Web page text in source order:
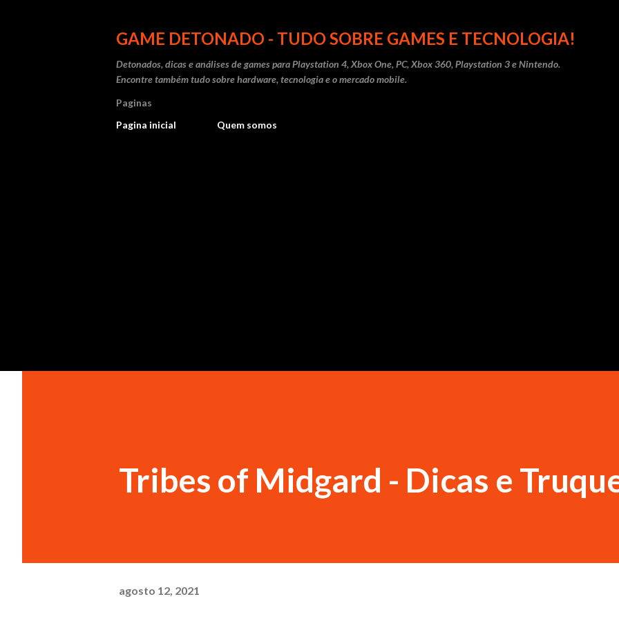
GAME DETONADO - TUDO SOBRE GAMES E TECNOLOGIA!
Detonados, dicas e análises de games para Playstation 4, Xbox One, PC, Xbox 360, Playstation 3 e Nintendo.
Encontre também tudo sobre hardware, tecnologia e o mercado mobile.
Paginas
Pagina inicial
Quem somos
Tribes of Midgard - Dicas e
agosto 12, 2021